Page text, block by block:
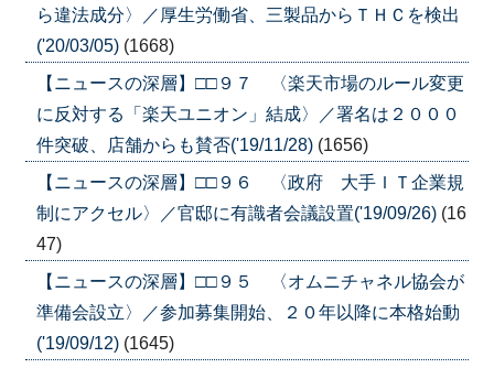
ら違法成分〉／厚生労働省、三製品からＴＨＣを検出
('20/03/05) (1668)
【ニュースの深層】□□９７ 〈楽天市場のルール変更
に反対する「楽天ユニオン」結成〉／署名は２０００
件突破、店舗からも賛否('19/11/28) (1656)
【ニュースの深層】□□９６ 〈政府 大手ＩＴ企業規
制にアクセル〉／官邸に有識者会議設置('19/09/26) (16
47)
【ニュースの深層】□□９５ 〈オムニチャネル協会が
準備会設立〉／参加募集開始、２０年以降に本格始動
('19/09/12) (1645)